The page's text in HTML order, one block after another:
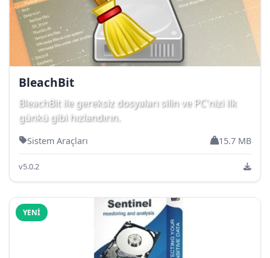
BleachBit
BleachBit ile gereksiz dosyaları silin ve PC'nizi ilk
günkü gibi hızlandırın.
Sistem Araçları 15.7 MB
v5.0.2
YENI